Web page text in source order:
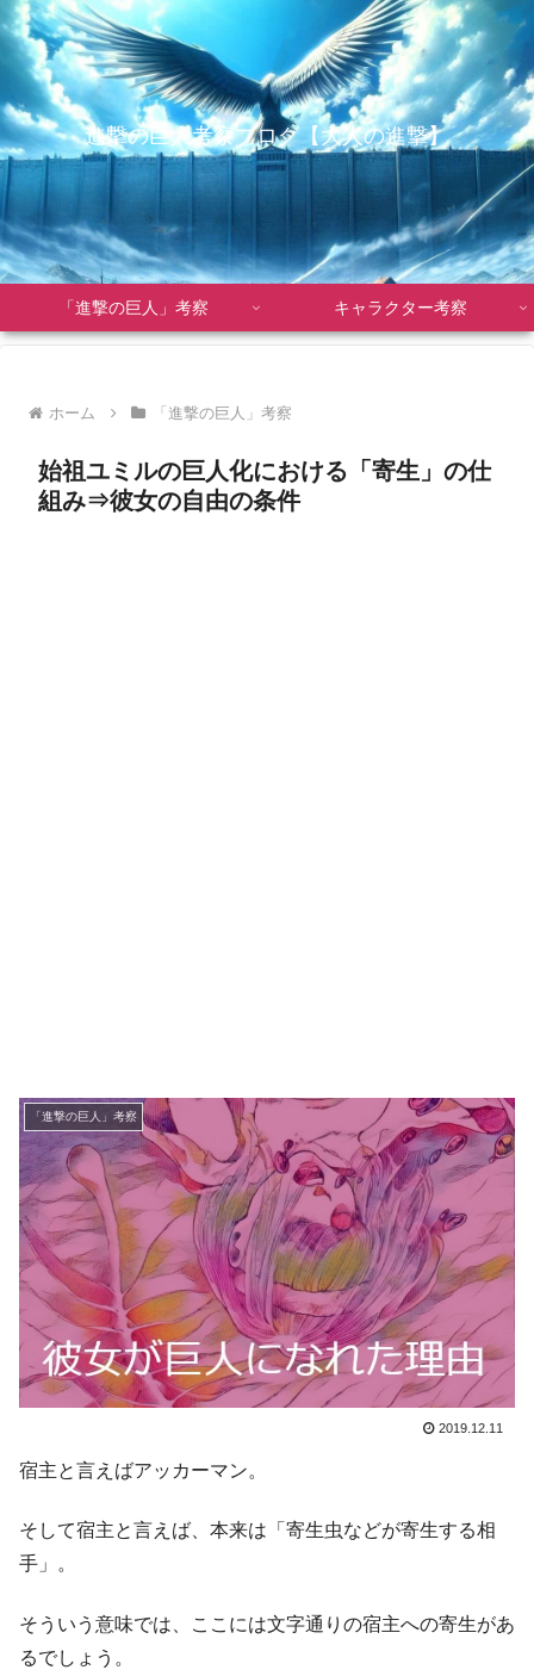
進撃の巨人考察ブログ【大人の進撃】
「進撃の巨人」考察 キャラクター考察
ホーム 「進撃の巨人」考察
始祖ユミルの巨人化における「寄生」の仕
組み⇒彼女の自由の条件
「進撃の巨人」考察
2019.12.11
宿主と言えばアッカーマン。
そして宿主と言えば、本来は「寄生虫などが寄生する相
手」。
そういう意味では、ここには文字通りの宿主への寄生があ
るでしょう。